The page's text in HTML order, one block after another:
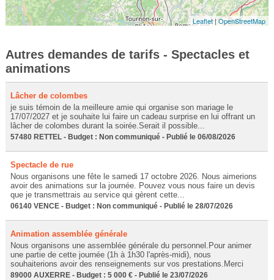
Leaflet|OpenStreetMap
Autres demandes de tarifs - Spectacles et
animations
Lâcher de colombes
je suis témoin de la meilleure amie qui organise son mariage le
17/07/2027 et je souhaite lui faire un cadeau surprise en lui offrant un
lâcher de colombes durant la soirée.Serait il possible...
57480 RETTEL - Budget : Non communiqué - Publié le 06/08/2026
Spectacle de rue
Nous organisons une fête le samedi 17 octobre 2026. Nous aimerions
avoir des animations sur la journée. Pouvez vous nous faire un devis
que je transmettrais au service qui gèrent cette...
06140 VENCE - Budget : Non communiqué - Publié le 28/07/2026
Animation assemblée générale
Nous organisons une assemblée générale du personnel.Pour animer
une partie de cette journée (1h à 1h30 l'après-midi), nous
souhaiterions avoir des renseignements sur vos prestations.Merci
89000 AUXERRE - Budget : 5 000 € - Publié le 23/07/2026